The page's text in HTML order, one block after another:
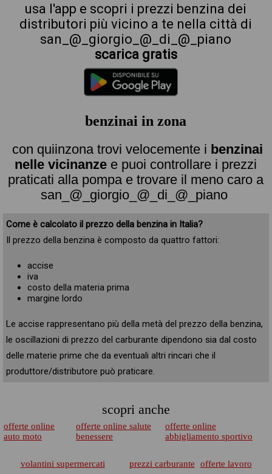
usa l'app e scopri i prezzi benzina dei
distributori più vicino a te nella città di
san_@_giorgio_@_di_@_piano
scarica gratis
benzinai in zona
con quiinzona trovi velocemente i benzinai
nelle vicinanze e puoi controllare i prezzi
praticati alla pompa e trovare il meno caro a
san_@_giorgio_@_di_@_piano
Come è calcolato il prezzo della benzina in Italia?
Il prezzo della benzina è composto da quattro fattori:
accise
iva
costo della materia prima
margine lordo
Le accise rappresentano più della metà del prezzo della benzina,
le oscillazioni di prezzo del carburante dipendono sia dal costo
delle materie prime che da eventuali altri rincari che il
produttore/distributore può praticare.
scopri anche
offerte online
auto moto
offerte online salute
benessere
offerte online
abbigliamento sportivo
volantini supermercati prezzi carburante
offerte lavoro